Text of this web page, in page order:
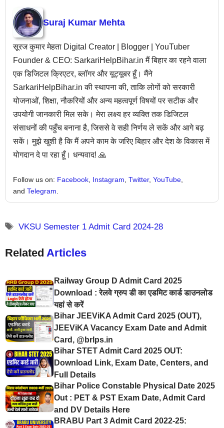
Suraj Kumar Mehta
सूरज कुमार मेहता Digital Creator | Blogger | YouTuber
Founder & CEO: SarkariHelpBihar.in मैं बिहार का रहने वाला
एक डिजिटल क्रिएटर, ब्लॉगर और यूट्यूबर हूँ। मैंने
SarkariHelpBihar.in की स्थापना की, ताकि लोगों को सरकारी
योजनाओं, शिक्षा, नौकरियों और अन्य महत्वपूर्ण विषयों पर सटीक और
उपयोगी जानकारी मिल सके। मेरा लक्ष्य हर व्यक्ति तक डिजिटल
संसाधनों की पहुँच बनाना है, जिससे वे सही निर्णय ले सकें और आगे बढ़
सकें। मुझे खुशी है कि मैं अपने काम के जरिए बिहार और देश के विकास में
योगदान दे पा रहा हूँ। धन्यवाद! 🙏
Follow us on: Facebook, Instagram, Twitter, YouTube,
and Telegram.
VKSU Semester 1 Admit Card 2024-28
Related Articles
Railway Group D Admit Card 2025
Download : रेलवे ग्रुप डी का एडमिट कार्ड डाउनलोड
यहां से करें
Bihar JEEViKA Admit Card 2025 (OUT),
JEEViKA Vacancy Exam Date and Admit
Card, @brlps.in
Bihar STET Admit Card 2025 OUT:
Download Link, Exam Date, Centers, and
Full Details
Bihar Police Constable Physical Date 2025
Out : PET & PST Exam Date, Admit Card
and DV Details Here
BRABU Part 3 Admit Card 2022-25: